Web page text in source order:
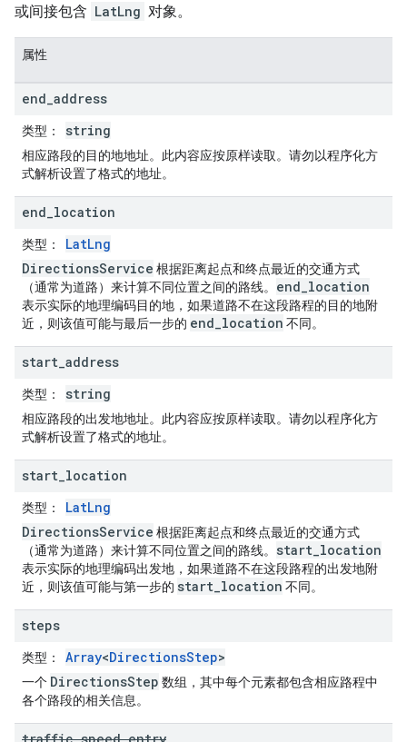
或间接包含 LatLng 对象。
属性
end address
类型 ： string
相应路段的目的地地址。此内容应按原样读取。请勿以程序化方
式解析设置了格式的地址。
end location
类型 ： LatLng
DirectionsService 根据距离起点和终点最近的交通方式
（通常为道路）来计算不同位置之间的路线。 end_location
表示实际的地理编码目的地，如果道路不在这段路程的目的地附
近，则该值可能与最后一步的 end_location 不同。
start address
类型 ： string
相应路段的出发地地址。此内容应按原样读取。请勿以程序化方
式解析设置了格式的地址。
start location
类型 ： LatLng
DirectionsService 根据距离起点和终点最近的交通方式
（通常为道路）来计算不同位置之间的路线。 start_location
表示实际的地理编码出发地，如果道路不在这段路程的出发地附
近，则该值可能与第一步的 start_location 不同。
steps
类型 ： Array<DirectionsStep>
一个 DirectionsStep 数组，其中每个元素都包含相应路程中
各个路段的相关信息。